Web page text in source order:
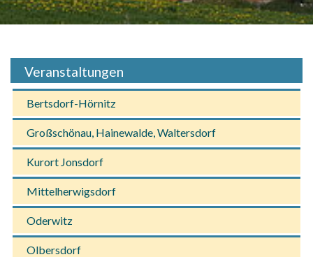
Veranstaltungen
Bertsdorf-Hörnitz
Großschönau, Hainewalde, Waltersdorf
Kurort Jonsdorf
Mittelherwigsdorf
Oderwitz
Olbersdorf